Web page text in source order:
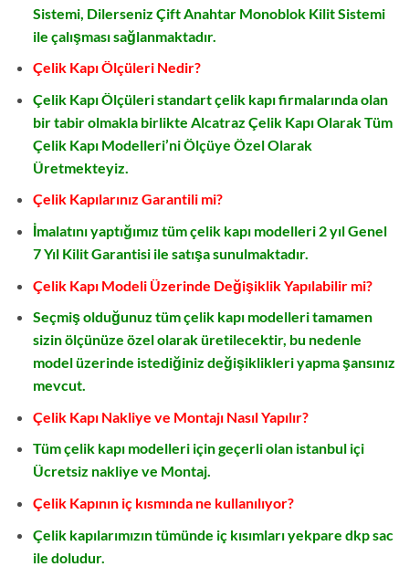
Sistemi, Dilerseniz Çift Anahtar Monoblok Kilit Sistemi
ile çalışması sağlanmaktadır.
Çelik Kapı Ölçüleri Nedir?
Çelik Kapı Ölçüleri standart çelik kapı firmalarında olan
bir tabir olmakla birlikte Alcatraz Çelik Kapı Olarak Tüm
Çelik Kapı Modelleri’ni Ölçüye Özel Olarak
Üretmekteyiz.
Çelik Kapılarınız Garantili mi?
İmalatını yaptığımız tüm çelik kapı modelleri 2 yıl Genel
7 Yıl Kilit Garantisi ile satışa sunulmaktadır.
Çelik Kapı Modeli Üzerinde Değişiklik Yapılabilir mi?
Seçmiş olduğunuz tüm çelik kapı modelleri tamamen
sizin ölçünüze özel olarak üretilecektir, bu nedenle
model üzerinde istediğiniz değişiklikleri yapma şansınız
mevcut.
Çelik Kapı Nakliye ve Montajı Nasıl Yapılır?
Tüm çelik kapı modelleri için geçerli olan istanbul içi
Ücretsiz nakliye ve Montaj.
Çelik Kapının iç kısmında ne kullanılıyor?
Çelik kapılarımızın tümünde iç kısımları yekpare dkp sac
ile doludur.